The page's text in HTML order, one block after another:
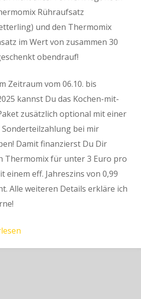
Rühraufsatz
und den Thermomix
im Wert von zusammen 30
obendrauf!
Zeitraum vom 06.10. bis
kannst Du das Kochen-mit-
zusätzlich optional mit einer
Sonderteilzahlung bei mir
Damit finanzierst Du Dir
Thermomix für unter 3 Euro pro
einem eff. Jahreszins von 0,99
Alle weiteren Details erkläre ich